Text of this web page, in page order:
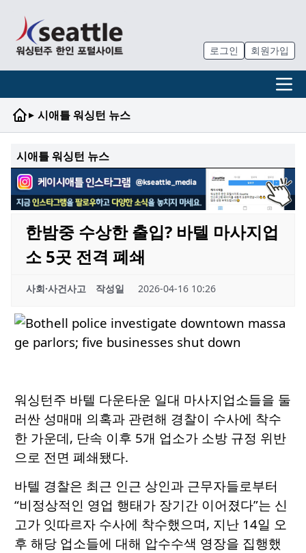
로그인 회원가입
▸ 시애틀 워싱턴 뉴스
시애틀 워싱턴 뉴스
한밤중 수상한 출입? 바텔 마사지업
소 5곳 전격 폐쇄
사회·사건사고 작성일 2026-04-16 10:26
워싱턴주 바텔 다운타운 일대 마사지업소들을 둘
러싼 성매매 의혹과 관련해 경찰이 수사에 착수
한 가운데, 단속 이후 5개 업소가 소방 규정 위반
으로 전면 폐쇄됐다.
바텔 경찰은 최근 인근 상인과 근무자들로부터
“비정상적인 영업 행태가 장기간 이어졌다”는 신
고가 잇따르자 수사에 착수했으며, 지난 14일 오
후 해당 업소들에 대해 압수수색 영장을 집행했